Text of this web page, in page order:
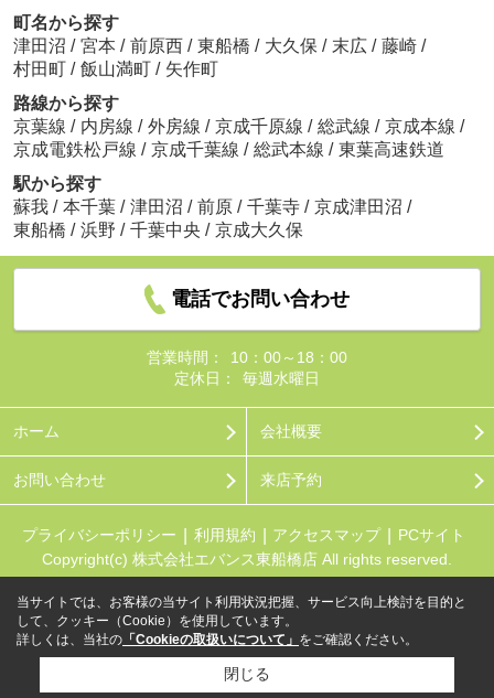
町名から探す
津田沼 / 宮本 / 前原西 / 東船橋 / 大久保 / 末広 / 藤崎 /
村田町 / 飯山満町 / 矢作町
路線から探す
京葉線 / 内房線 / 外房線 / 京成千原線 / 総武線 / 京成本線 /
京成電鉄松戸線 / 京成千葉線 / 総武本線 / 東葉高速鉄道
駅から探す
蘇我 / 本千葉 / 津田沼 / 前原 / 千葉寺 / 京成津田沼 /
東船橋 / 浜野 / 千葉中央 / 京成大久保
電話でお問い合わせ
営業時間：
10：00～18：00
定休日：
毎週水曜日
ホーム 会社概要
お問い合わせ 来店予約
プライバシーポリシー 利用規約 アクセスマップ
PCサイト
Copyright(c) 株式会社エバンス東船橋店 All rights reserved.
当サイトでは、お客様の当サイト利用状況把握、サービス向上検討を目的と
して、クッキー（Cookie）を使用しています。
詳しくは、当社の 「Cookieの取扱いについて」 をご確認ください。
閉じる